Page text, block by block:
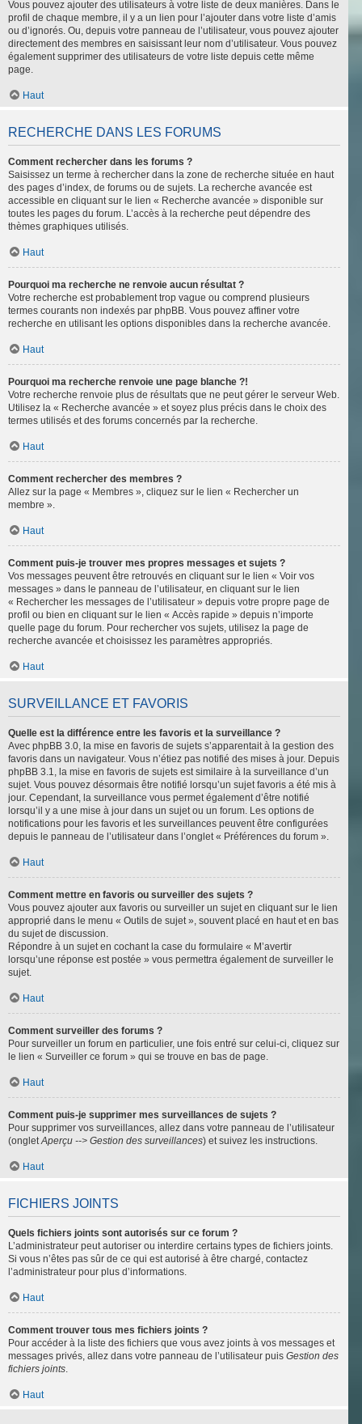
Vous pouvez ajouter des utilisateurs à votre liste de deux manières. Dans le
profil de chaque membre, il y a un lien pour l’ajouter dans votre liste d’amis
ou d’ignorés. Ou, depuis votre panneau de l’utilisateur, vous pouvez ajouter
directement des membres en saisissant leur nom d’utilisateur. Vous pouvez
également supprimer des utilisateurs de votre liste depuis cette même
page.
Haut
RECHERCHE DANS LES FORUMS
Comment rechercher dans les forums ?
Saisissez un terme à rechercher dans la zone de recherche située en haut
des pages d’index, de forums ou de sujets. La recherche avancée est
accessible en cliquant sur le lien « Recherche avancée » disponible sur
toutes les pages du forum. L’accès à la recherche peut dépendre des
thèmes graphiques utilisés.
Haut
Pourquoi ma recherche ne renvoie aucun résultat ?
Votre recherche est probablement trop vague ou comprend plusieurs
termes courants non indexés par phpBB. Vous pouvez affiner votre
recherche en utilisant les options disponibles dans la recherche avancée.
Haut
Pourquoi ma recherche renvoie une page blanche ?!
Votre recherche renvoie plus de résultats que ne peut gérer le serveur Web.
Utilisez la « Recherche avancée » et soyez plus précis dans le choix des
termes utilisés et des forums concernés par la recherche.
Haut
Comment rechercher des membres ?
Allez sur la page « Membres », cliquez sur le lien « Rechercher un
membre ».
Haut
Comment puis-je trouver mes propres messages et sujets ?
Vos messages peuvent être retrouvés en cliquant sur le lien « Voir vos
messages » dans le panneau de l’utilisateur, en cliquant sur le lien
« Rechercher les messages de l’utilisateur » depuis votre propre page de
profil ou bien en cliquant sur le lien « Accès rapide » depuis n’importe
quelle page du forum. Pour rechercher vos sujets, utilisez la page de
recherche avancée et choisissez les paramètres appropriés.
Haut
SURVEILLANCE ET FAVORIS
Quelle est la différence entre les favoris et la surveillance ?
Avec phpBB 3.0, la mise en favoris de sujets s’apparentait à la gestion des
favoris dans un navigateur. Vous n’étiez pas notifié des mises à jour. Depuis
phpBB 3.1, la mise en favoris de sujets est similaire à la surveillance d’un
sujet. Vous pouvez désormais être notifié lorsqu’un sujet favoris a été mis à
jour. Cependant, la surveillance vous permet également d’être notifié
lorsqu’il y a une mise à jour dans un sujet ou un forum. Les options de
notifications pour les favoris et les surveillances peuvent être configurées
depuis le panneau de l’utilisateur dans l’onglet « Préférences du forum ».
Haut
Comment mettre en favoris ou surveiller des sujets ?
Vous pouvez ajouter aux favoris ou surveiller un sujet en cliquant sur le lien
approprié dans le menu « Outils de sujet », souvent placé en haut et en bas
du sujet de discussion.
Répondre à un sujet en cochant la case du formulaire « M’avertir
lorsqu’une réponse est postée » vous permettra également de surveiller le
sujet.
Haut
Comment surveiller des forums ?
Pour surveiller un forum en particulier, une fois entré sur celui-ci, cliquez sur
le lien « Surveiller ce forum » qui se trouve en bas de page.
Haut
Comment puis-je supprimer mes surveillances de sujets ?
Pour supprimer vos surveillances, allez dans votre panneau de l’utilisateur
(ongletAperçu --> Gestion des surveillances) et suivez les instructions.
Haut
FICHIERS JOINTS
Quels fichiers joints sont autorisés sur ce forum ?
L’administrateur peut autoriser ou interdire certains types de fichiers joints.
Si vous n’êtes pas sûr de ce qui est autorisé à être chargé, contactez
l’administrateur pour plus d’informations.
Haut
Comment trouver tous mes fichiers joints ?
Pour accéder à la liste des fichiers que vous avez joints à vos messages et
messages privés, allez dans votre panneau de l’utilisateur puis Gestion des
fichiers joints.
Haut